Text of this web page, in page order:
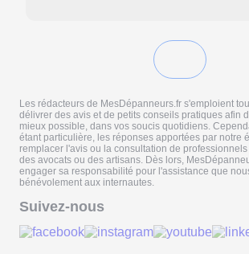
Les rédacteurs de MesDépanneurs.fr s'emploient
délivrer des avis et de petits conseils pratiques afin
mieux possible, dans vos soucis quotidiens.
étant particulière, les réponses apportées par notre
remplacer l'avis ou la consultation de
des avocats ou des artisans. Dès lors,
engager sa responsabilité pour l'assistance que
bénévolement aux internautes.
Suivez-nous